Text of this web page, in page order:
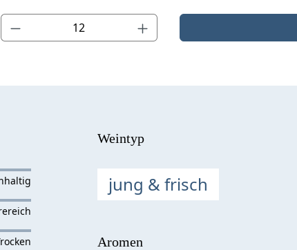
Produkt Anzahl: Gib den gewünschten Wert ein oder benutze
Weintyp
jung & frisch
Aromen